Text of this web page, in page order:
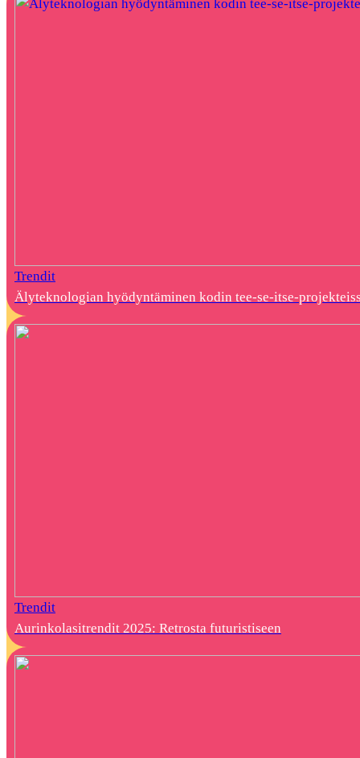
Trendit
Älyteknologian hyödyntäminen kodin tee-se-itse-
Trendit
Aurinkolasitrendit 2025: Retrosta futuristiseen